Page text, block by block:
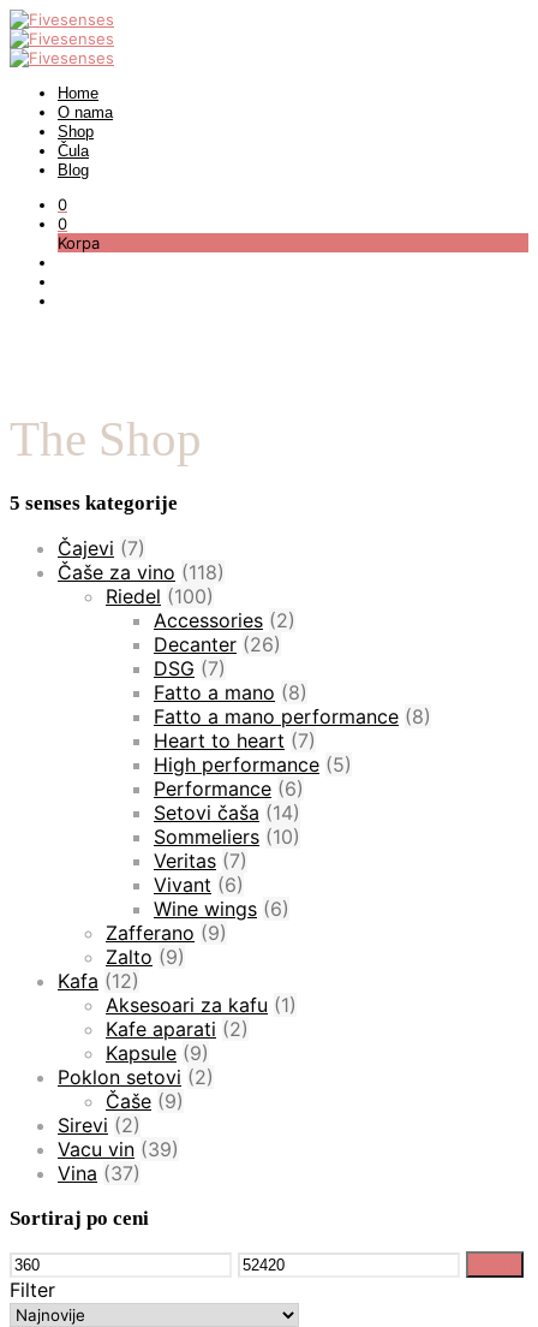
Home
O nama
Shop
Čula
Blog
0
0
Korpa
The Shop
5 senses kategorije
Čajevi (7)
Čaše za vino (118)
Riedel (100)
Accessories (2)
Decanter (26)
DSG (7)
Fatto a mano (8)
Fatto a mano performance (8)
Heart to heart (7)
High performance (5)
Performance (6)
Setovi čaša (14)
Sommeliers (10)
Veritas (7)
Vivant (6)
Wine wings (6)
Zafferano (9)
Zalto (9)
Kafa (12)
Aksesoari za kafu (1)
Kafe aparati (2)
Kapsule (9)
Poklon setovi (2)
Čaše (9)
Sirevi (2)
Vacu vin (39)
Vina (37)
Sortiraj po ceni
Minimalna
cena
Maksimalna
cena
Filter